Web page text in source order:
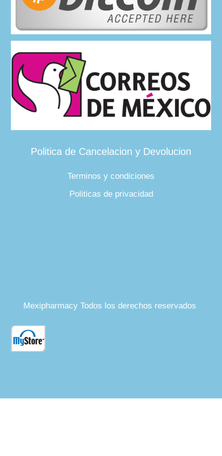
Politica de Cancelacion y Devolucion
Terminos y condiciones
Politicas de privacidad
Mexipharmacy Todos los derechos reservados